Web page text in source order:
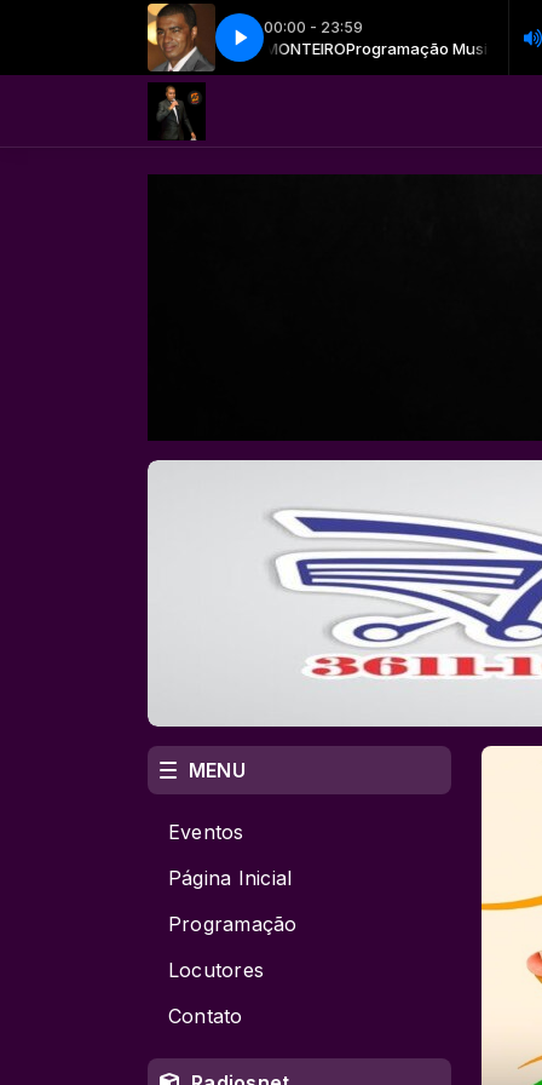
00:00 - 23:59
Musical com ALVANIR MONTEIROProgramação Musical com
As 15 mais - Parte 1 As 15 mais - Parte 1
MENU
Eventos
Página Inicial
Programação
Locutores
Contato